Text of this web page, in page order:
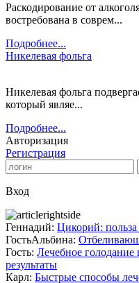
Раскодирование от
востребована в соврем...
Подробнее...
Никелевая фольга
Никелевая фольга
который являе...
Подробнее...
Авторизация
Регистрация
Вход
Геннадий: Цикорий:
ГостьАльбина:
Гость: Лечебное
результаты
Карл: Быстрые способы